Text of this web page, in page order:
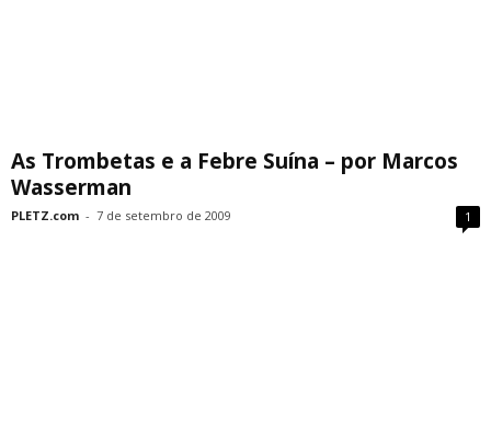
As Trombetas e a Febre Suína – por Marcos
Wasserman
PLETZ.com - 7 de setembro de 2009 1